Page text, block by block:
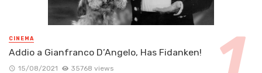
CINEMA
Addio a Gianfranco D’Angelo, Has Fidanken!
15/08/2021 35768 views